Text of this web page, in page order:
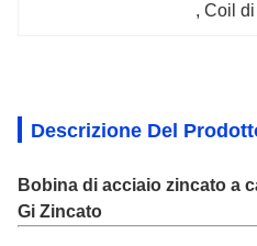
, Coil
Descrizione Del
Bobina di acciaio zincato a
Gi Zincato